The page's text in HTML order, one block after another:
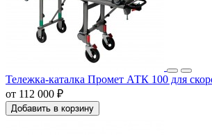
Тележка-каталка Промет АТК 100 для
от 112 000 ₽
Добавить в корзину